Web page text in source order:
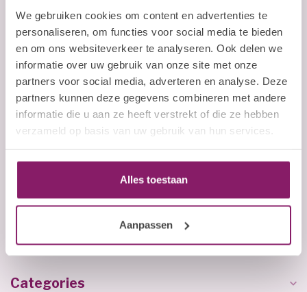
We gebruiken cookies om content en advertenties te
personaliseren, om functies voor social media te bieden
en om ons websiteverkeer te analyseren. Ook delen we
informatie over uw gebruik van onze site met onze
partners voor social media, adverteren en analyse. Deze
partners kunnen deze gegevens combineren met andere
informatie die u aan ze heeft verstrekt of die ze hebben
verzameld op basis van uw gebruik van hun services.
Alles toestaan
Aanpassen
Beauty Company
Nails and More
John F. Kennedylaan 21L
5555 XC Valkenswaard
Nederland
+31 (0)40 254 75 11
cs@wwbdgroup.com
TAX/VAT Number:NL863027040B01
Categories